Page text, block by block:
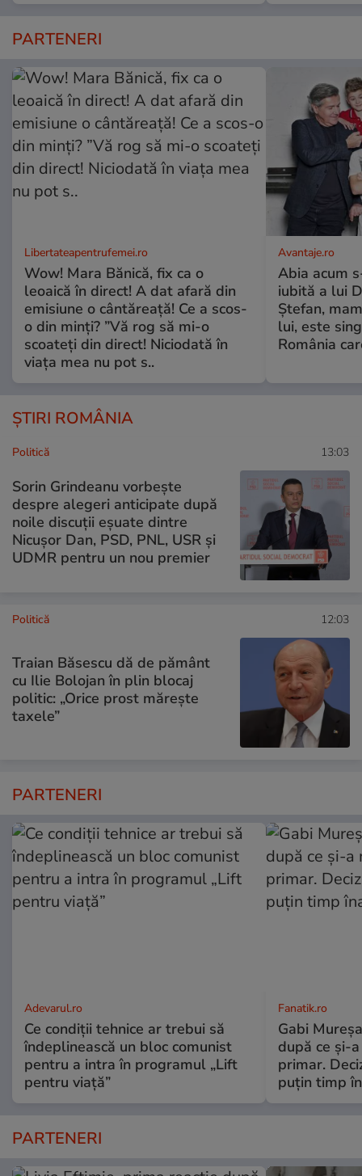
PARTENERI
Libertateapentrufemei.ro
Wow! Mara Bănică, fix ca o
leoaică în direct! A dat afară din
emisiune o cântăreață! Ce a scos-
o din minți? ”Vă rog să mi-o
scoateți din direct! Niciodată în
viața mea nu pot s..
Avantaje.ro
Abia acum
iubită a lui
Ștefan,
lui, este
România
ȘTIRI ROMÂNIA
Politică 13:03
Sorin Grindeanu vorbește
despre alegeri anticipate după
noile discuții eșuate dintre
Nicușor Dan, PSD, PNL, USR și
UDMR pentru un nou premier
Politică 12:03
Traian Băsescu dă de pământ
cu Ilie Bolojan în plin blocaj
politic: „Orice prost mărește
taxele”
PARTENERI
Adevarul.ro
Ce condiții tehnice ar trebui să
îndeplinească un bloc comunist
pentru a intra în programul „Lift
pentru viață”
Fanatik.ro
Gabi
după ce și-
primar.
puțin timp
PARTENERI